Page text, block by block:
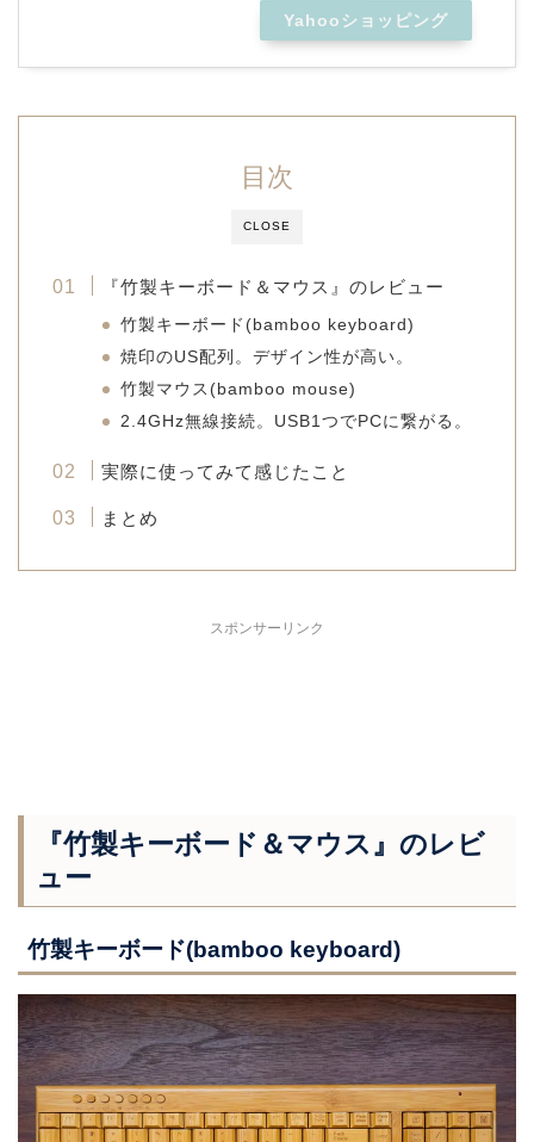
Yahooショッピング
CLOSE
目次
『竹製キーボード＆マウス』のレビュー
竹製キーボード(bamboo keyboard)
焼印のUS配列。デザイン性が高い。
竹製マウス(bamboo mouse)
2.4GHz無線接続。USB1つでPCに繋がる。
実際に使ってみて感じたこと
まとめ
スポンサーリンク
『竹製キーボード＆マウス』のレビ
ュー
竹製キーボード(bamboo keyboard)